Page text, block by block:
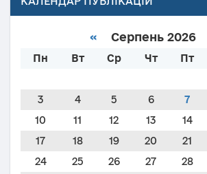
« Серпень 2026
Пн Вт Ср Чт Пт
3
4 5 6 7
10
11 12 13 14
17
18 19 20 21
24
25 26 27 28